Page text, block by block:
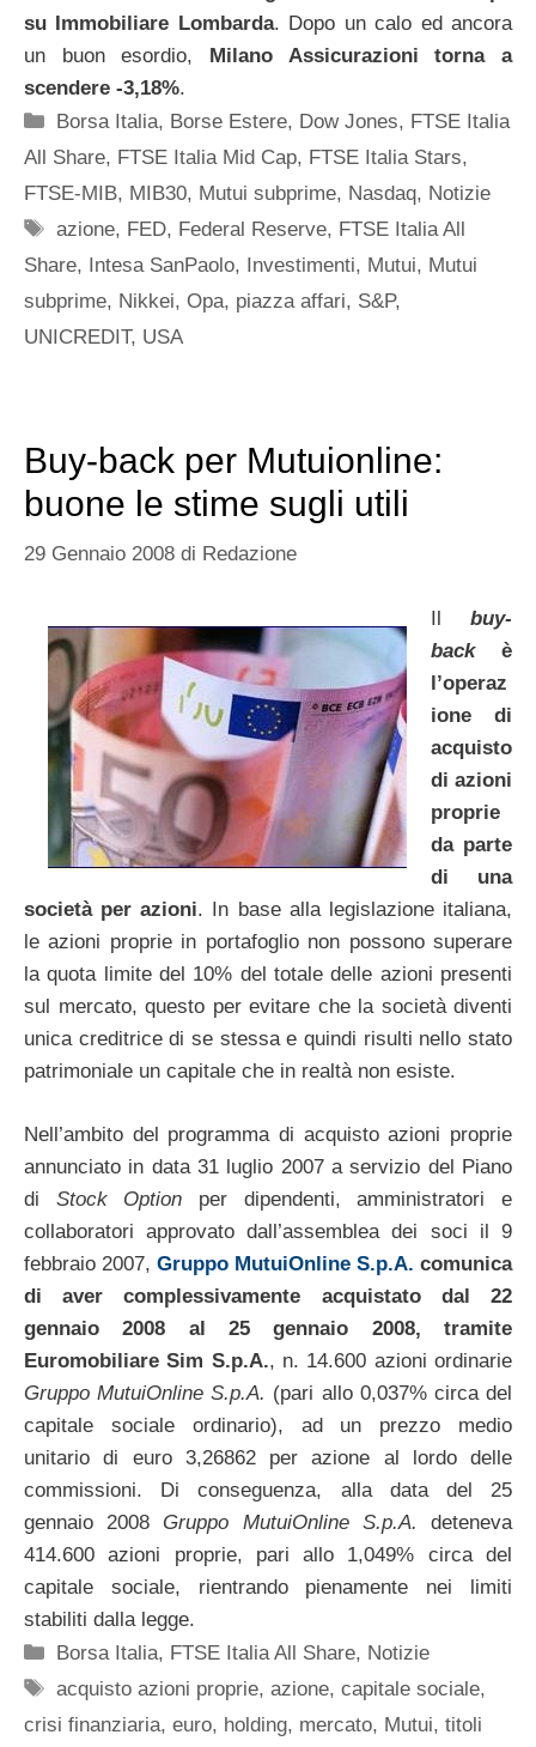
su Immobiliare Lombarda. Dopo un calo ed ancora
un buon esordio, Milano Assicurazioni torna a
scendere -3,18%.
Categorie
Borsa Italia, Borse Estere, Dow Jones, FTSE Italia
All Share, FTSE Italia Mid Cap, FTSE Italia Stars,
FTSE-MIB, MIB30, Mutui subprime, Nasdaq, Notizie
Tag
azione, FED, Federal Reserve, FTSE Italia All
Share, Intesa SanPaolo, Investimenti, Mutui, Mutui
subprime, Nikkei, Opa, piazza affari, S&P,
UNICREDIT, USA
Buy-back per Mutuionline:
buone le stime sugli utili
29 Gennaio 2008 di Redazione
Il buy-
backè
l’operaz
ione di
acquisto
di azioni
proprie
da parte
di una
società per azioni. In base alla legislazione italiana,
le azioni proprie in portafoglio non possono superare
la quota limite del 10% del totale delle azioni presenti
sul mercato, questo per evitare che la società diventi
unica creditrice di se stessa e quindi risulti nello stato
patrimoniale un capitale che in realtà non esiste.
Nell’ambito del programma di acquisto azioni proprie
annunciato in data 31 luglio 2007 a servizio del Piano
di Stock Option per dipendenti, amministratori e
collaboratori approvato dall’assemblea dei soci il 9
febbraio 2007, Gruppo MutuiOnline S.p.A. comunica
di aver complessivamente acquistato dal 22
gennaio 2008 al 25 gennaio 2008, tramite
Euromobiliare Sim S.p.A., n. 14.600 azioni ordinarie
Gruppo MutuiOnline S.p.A. (pari allo 0,037% circa del
capitale sociale ordinario), ad un prezzo medio
unitario di euro 3,26862 per azione al lordo delle
commissioni. Di conseguenza, alla data del 25
gennaio 2008Gruppo MutuiOnline S.p.A. deteneva
414.600 azioni proprie, pari allo 1,049% circa del
capitale sociale, rientrando pienamente nei limiti
stabiliti dalla legge.
Categorie
Borsa Italia, FTSE Italia All Share, Notizie
Tag
acquisto azioni proprie,azione,capitale sociale,
crisi finanziaria, euro, holding, mercato, Mutui, titoli